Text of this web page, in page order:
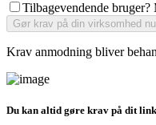
Tilbagevendende
Krav anmodning bliver
Du kan altid gøre krav på dit link